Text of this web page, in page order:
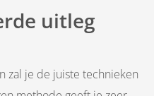
uitleg
zal je de juiste technieken